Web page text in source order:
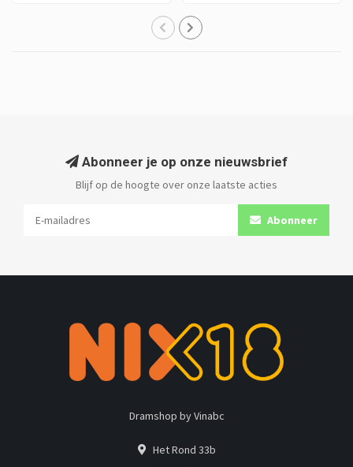
Abonneer je op onze nieuwsbrief
Blijf op de hoogte over onze laatste acties
Abonneer
Dramshop by Vinabc
Het Rond 33b